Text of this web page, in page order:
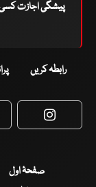
پیشگی اجازت کسی
رابطہ کریں
صفحۂ اول